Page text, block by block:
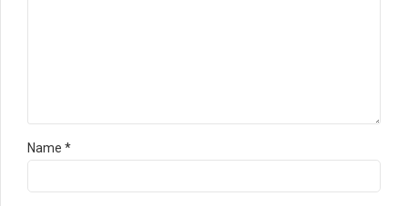
Name *